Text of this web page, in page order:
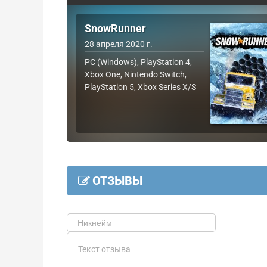
SnowRunner
28 апреля 2020 г.
PC (Windows), PlayStation 4,
Xbox One, Nintendo Switch,
PlayStation 5, Xbox Series X/S
ОТЗЫВЫ